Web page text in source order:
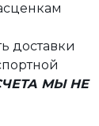
доставки
МЫ НЕ